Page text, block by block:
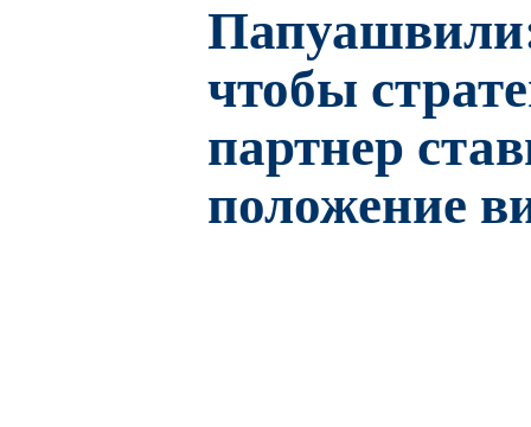
чтобы
партнер
положение